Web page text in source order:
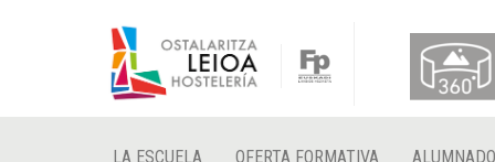
LA ESCUELA OFERTA FORMATIVA ALUMNADO